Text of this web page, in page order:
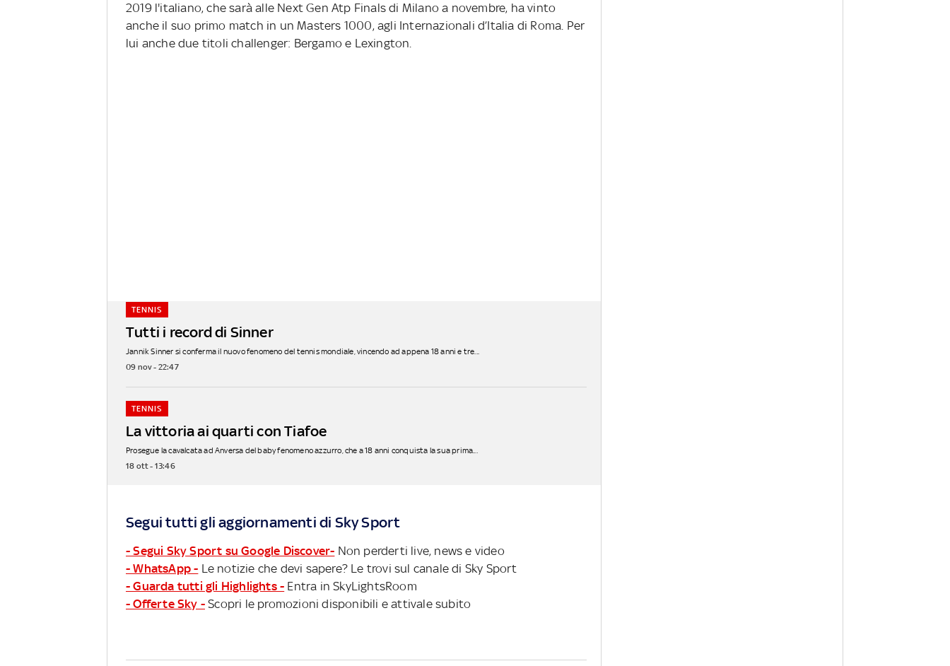
2019 l'italiano, che sarà alle Next Gen Atp Finals di Milano a novembre, ha vinto
anche il suo primo match in un Masters 1000, agli Internazionali d’Italia di Roma. Per
lui anche due titoli challenger: Bergamo e Lexington.
Tutti i record di Sinner
TENNIS
Jannik Sinner si conferma il nuovo fenomeno del tennis mondiale, vincendo ad appena 18 anni e tre...
09 nov - 22:47
La vittoria ai quarti con Tiafoe
TENNIS
Prosegue la cavalcata ad Anversa del baby fenomeno azzurro, che a 18 anni conquista la sua prima...
18 ott - 13:46
Segui tutti gli aggiornamenti di Sky Sport
- Segui Sky Sport su Google Discover- Non perderti live, news e video
- WhatsApp - Le notizie che devi sapere? Le trovi sul canale di Sky Sport
- Guarda tutti gli Highlights - Entra in SkyLightsRoom
- Offerte Sky - Scopri le promozioni disponibili e attivale subito